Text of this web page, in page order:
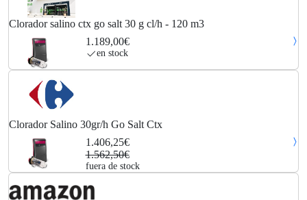
Clorador salino ctx go salt 30 g cl/h - 120 m3
1.189,00€
en stock
Clorador Salino 30gr/h Go Salt Ctx
1.406,25€
1.562,50€
fuera de stock